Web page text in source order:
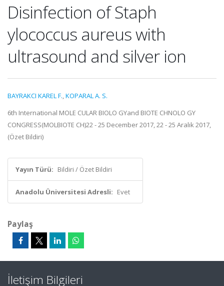
Disinfection of Staph
ylococcus aureus with
ultrasound and silver ion
BAYRAKCI KAREL F.,KOPARAL A. S.
6th International MOLE CULAR BIOLO GYand BIOTE CHNOLO GY
CONGRESS(MOLBIOTE CH)22 - 25 December 2017, 22 - 25 Aralık 2017,
(Özet Bildiri)
Yayın Türü: Bildiri / Özet Bildiri
Anadolu Üniversitesi Adresli: Evet
Paylaş
İletişim Bilgileri